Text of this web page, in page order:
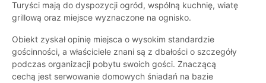
Turyści mają do dyspozycji ogród, wspólną kuchnię, wiatę
grillową oraz miejsce wyznaczone na ognisko.
Obiekt zyskał opinię miejsca o wysokim standardzie
gościnności, a właściciele znani są z dbałości o szczegóły
podczas organizacji pobytu swoich gości. Znaczącą
cechą jest serwowanie domowych śniadań na bazie